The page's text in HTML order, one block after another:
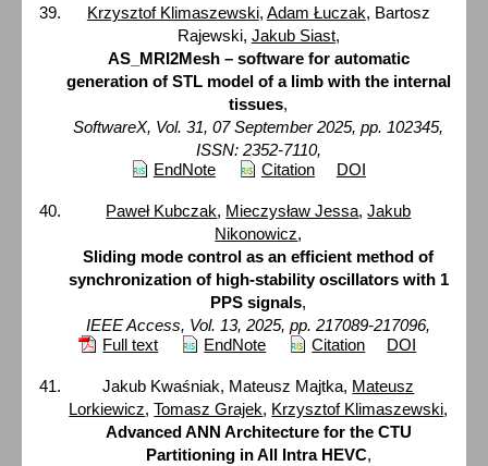
Krzysztof Klimaszewski, Adam Łuczak, Bartosz
Rajewski, Jakub Siast,
AS_MRI2Mesh – software for automatic
generation of STL model of a limb with the internal
tissues,
SoftwareX, Vol. 31, 07 September 2025, pp. 102345,
ISSN: 2352-7110,
EndNote
Citation DOI
Paweł Kubczak, Mieczysław Jessa,Jakub
Nikonowicz,
Sliding mode control as an efficient method of
synchronization of high-stability oscillators with 1
PPS signals,
IEEE Access, Vol. 13, 2025, pp. 217089-217096,
Full text
EndNote Citation DOI
Jakub Kwaśniak, Mateusz Majtka, Mateusz
Lorkiewicz,Tomasz Grajek, Krzysztof Klimaszewski,
Advanced ANN Architecture for the CTU
Partitioning in All Intra HEVC,